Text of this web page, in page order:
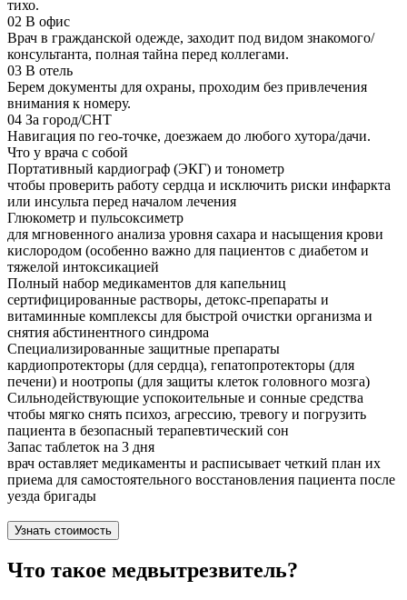
тихо.
02 В офис
Врач в гражданской одежде, заходит под видом знакомого/
консультанта, полная тайна перед коллегами.
03 В отель
Берем документы для охраны, проходим без привлечения
внимания к номеру.
04 За город/СНТ
Навигация по гео-точке, доезжаем до любого хутора/дачи.
Что у врача с собой
Портативный кардиограф (ЭКГ) и тонометр
чтобы проверить работу сердца и исключить риски инфаркта
или инсульта перед началом лечения
Глюкометр и пульсоксиметр
для мгновенного анализа уровня сахара и насыщения крови
кислородом (особенно важно для пациентов с диабетом и
тяжелой интоксикацией
Полный набор медикаментов для капельниц
сертифицированные растворы, детокс-препараты и
витаминные комплексы для быстрой очистки организма и
снятия абстинентного синдрома
Специализированные защитные препараты
кардиопротекторы (для сердца), гепатопротекторы (для
печени) и ноотропы (для защиты клеток головного мозга)
Сильнодействующие успокоительные и сонные средства
чтобы мягко снять психоз, агрессию, тревогу и погрузить
пациента в безопасный терапевтический сон
Запас таблеток на 3 дня
врач оставляет медикаменты и расписывает четкий план их
приема для самостоятельного восстановления пациента после
уезда бригады
Узнать стоимость
Что такое медвытрезвитель?